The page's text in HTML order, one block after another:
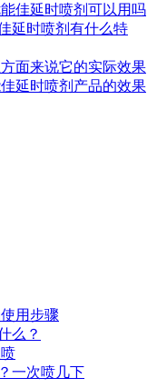
佳延时喷剂可以用吗
延时喷剂有什么特
面来说它的实际效果
延时喷剂产品的效果
用步骤
么？
一次喷几下